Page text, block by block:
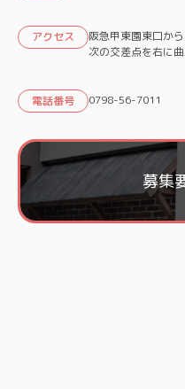
アクセス
阪急甲東園東口か
次の交差点を右に
電話番号 0798-56-7011
募集